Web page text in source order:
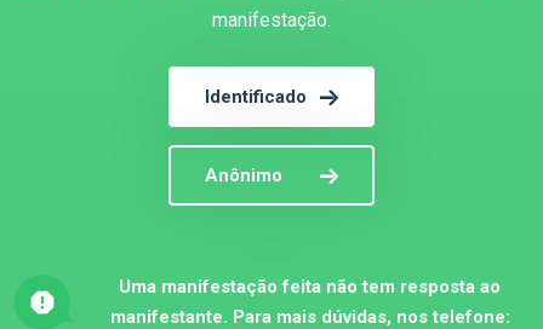
manifestação.
Identificado
Anônimo
Uma manifestação feita não tem resposta ao
manifestante. Para mais dúvidas, nos telefone: